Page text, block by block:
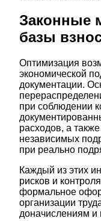
Законные
базы
Оптимизация
экономической
документации.
при соблюдении
расходов, а
независимых
при реально
Каждый из этих
рисков и
формальное
организации
доначислениям